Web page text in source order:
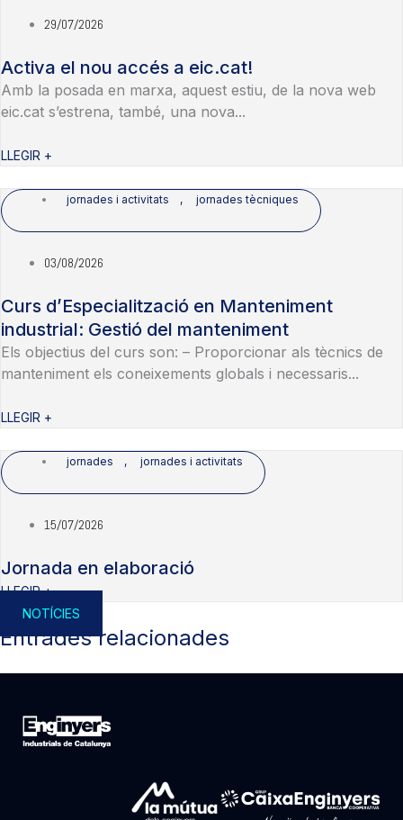
29/07/2026
Activa el nou accés a eic.cat!
Amb la posada en marxa, aquest estiu, de la nova web
eic.cat s’estrena, també, una nova...
LLEGIR +
jornades i activitats , jornades tècniques
03/08/2026
Curs d’Especialització en Manteniment
industrial: Gestió del manteniment
Els objectius del curs son: – Proporcionar als tècnics de
manteniment els coneixements globals i necessaris...
LLEGIR +
jornades , jornades i activitats
15/07/2026
Jornada en elaboració
LLEGIR +
NOTÍCIES
Entrades relacionades